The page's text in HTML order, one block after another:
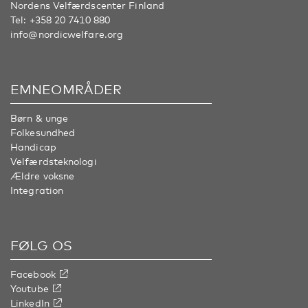
Nordens Velfærdscenter Finland
Tel: +358 20 7410 880
info@nordicwelfare.org
EMNEOMRÅDER
Børn & unge
Folkesundhed
Handicap
Velfærdsteknologi
Ældre voksne
Integration
FØLG OS
Facebook
Youtube
LinkedIn